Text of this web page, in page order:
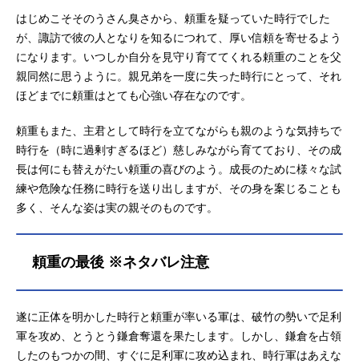
はじめこそそのうさん臭さから、頼重を疑っていた時行でした
が、諏訪で彼の人となりを知るにつれて、厚い信頼を寄せるよう
になります。いつしか自分を見守り育ててくれる頼重のことを父
親同然に思うように。親兄弟を一度に失った時行にとって、それ
ほどまでに頼重はとても心強い存在なのです。
頼重もまた、主君として時行を立てながらも親のような気持ちで
時行を（時に過剰すぎるほど）慈しみながら育てており、その成
長は何にも替えがたい頼重の喜びのよう。成長のために様々な試
練や危険な任務に時行を送り出しますが、その身を案じることも
多く、そんな姿は実の親そのものです。
頼重の最後 ※ネタバレ注意
遂に正体を明かした時行と頼重が率いる軍は、破竹の勢いで足利
軍を攻め、とうとう鎌倉奪還を果たします。しかし、鎌倉を占領
したのもつかの間、すぐに足利軍に攻め込まれ、時行軍はあえな